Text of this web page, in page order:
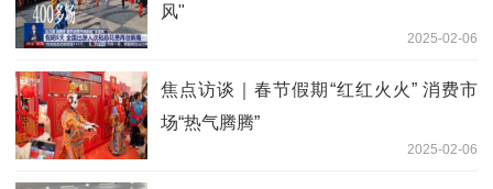
风"
2025-02-06
焦点访谈｜春节假期“红红火火” 消费市
场“热气腾腾”
2025-02-06